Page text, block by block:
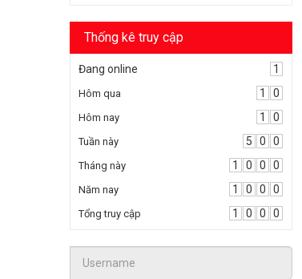
Thống kê truy cập
Đang online 1
Hôm qua 1 0
Hôm nay 1 0
Tuần này 5 0 0
Tháng này 1 0 0 0
Năm nay 1 0 0 0
Tổng truy cập 1 0 0 0